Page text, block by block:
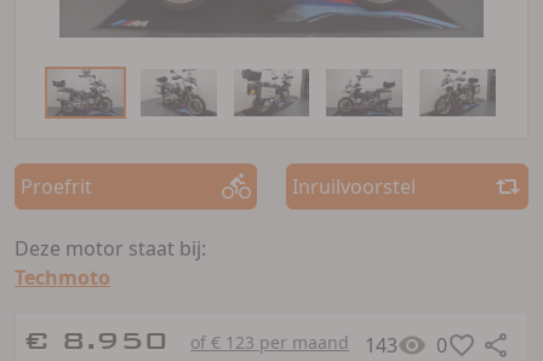
Proefrit Inruilvoorstel
Deze motor staat bij:
Techmoto
€ 8.950 of € 123 per maand 143
0